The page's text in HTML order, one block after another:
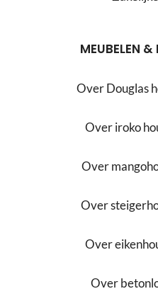
MEUBELEN &
Over Douglas
Over iroko
Over
Over
Over
Over